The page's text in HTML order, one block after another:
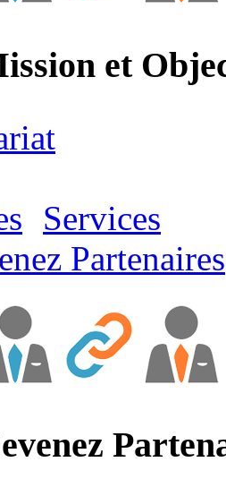
et
Services
Partenaires